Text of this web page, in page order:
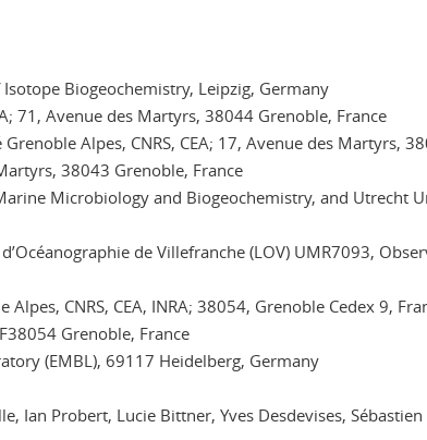
Biogeochemistry, Leipzig, Germany
71, Avenue des Martyrs, 38044 Grenoble, France
Alpes, CNRS, CEA; 17, Avenue des Martyrs,
38043 Grenoble, France
Microbiology and Biogeochemistry, and Utrecht
de Villefranche (LOV) UMR7093,
CNRS, CEA, INRA; 38054, Grenoble Cedex 9,
Grenoble, France
(EMBL), 69117 Heidelberg, Germany
Probert, Lucie Bittner, Yves Desdevises,